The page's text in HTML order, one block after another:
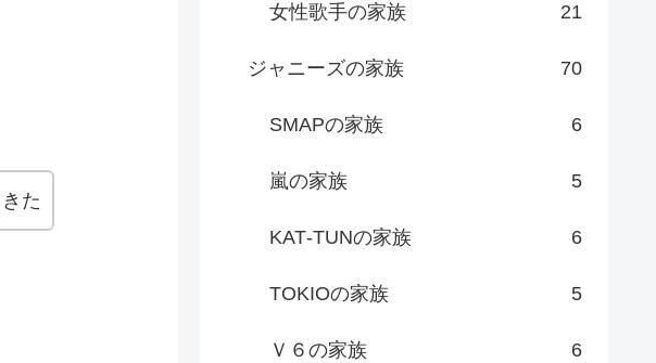
た
女性歌手の家族 21
ジャニーズの家族 70
SMAPの家族 6
嵐の家族 5
KAT‐TUNの家族 6
TOKIOの家族 5
Ｖ６の家族 6